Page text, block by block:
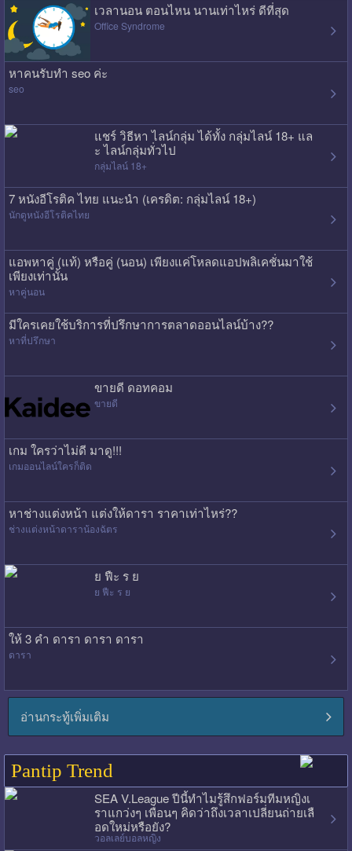
เวลานอน ตอนไหน นานเท่าไหร่ ดีที่สุด
Office Syndrome
หาคนรับทำ seo ค่ะ
seo
แชร์ วิธีหา ไลน์กลุ่ม ได้ทั้ง กลุ่มไลน์ 18+ แล
ะ ไลน์กลุ่มทั่วไป
กลุ่มไลน์ 18+
7 หนังอีโรติค ไทย แนะนำ (เครดิต: กลุ่มไลน์ 18+)
นักดูหนังอีโรติคไทย
แอพหาคู่ (แท้) หรือคู่ (นอน) เพียงแค่โหลดแอปพลิเคชั่นมาใช้
เพียงเท่านั้น
หาคู่นอน
มีใครเคยใช้บริการที่ปรึกษาการตลาดออนไลน์บ้าง??
หาที่ปรึกษา
ขายดี ดอทคอม
ขายดี
เกม ใครว่าไม่ดี มาดู!!!
เกมออนไลน์ใครก็ติด
หาช่างแต่งหน้า แต่งให้ดารา ราคาเท่าไหร่??
ช่างแต่งหน้าดาราน้องฉัตร
ย ฟืะ ร ย
ย ฟืะ ร ย
ให้ 3 คำ ดารา ดารา ดารา
ดารา
อ่านกระทู้เพิ่มเติม
Pantip Trend
SEA V.League ปีนี้ทำไมรู้สึกฟอร์มทีมหญิงเ
ราแกว่งๆ เพื่อนๆ คิดว่าถึงเวลาเปลี่ยนถ่ายเลื
อดใหม่หรือยัง?
วอลเลย์บอลหญิง